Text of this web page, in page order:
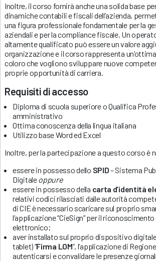
Inoltre, il corso fornirà anche una solida base
dinamiche contabili e fiscali dell’azienda,
una figura professionale fondamentale per la
aziendali e per la compliance fiscale. Un
altamente qualificato può essere un valore
organizzazione e il corso rappresenta
coloro che vogliono sviluppare nuove
proprie opportunità di carriera.
Requisiti di accesso
Diploma di scuola superiore o Qualifica
amministrativo
Ottima conoscenza della lingua italiana
Utilizzo base Word ed Excel
Inoltre, per la partecipazione a questo corso è
essere in possesso dello SPID– Sistema
Digitaleoppure
essere in possesso della carta d’identità
relativi codici rilasciati dalle autorità
di CIE è necessario scaricare sul proprio
l’applicazione “CieSign” per il
elettronico;
aver installato sul proprio dispositivo
tablet) “Firma LOM”, l’applicazione di
autenticarsi e convalidare le presenze